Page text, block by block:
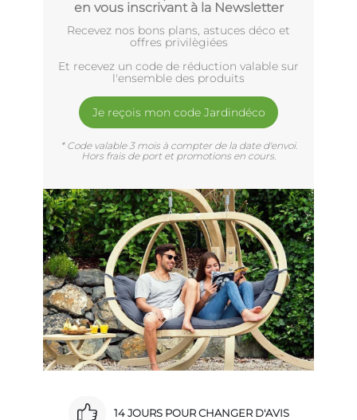
en vous inscrivant à la Newsletter
Recevez nos bons plans, astuces déco et
offres privilègiées
Et recevez un code de réduction valable sur
l'ensemble des produits
Je reçois mon code Jardindéco
* Code valable 3 mois à compter de la date d'envoi.
Hors frais de port et promotions en cours.
14 JOURS POUR CHANGER D'AVIS